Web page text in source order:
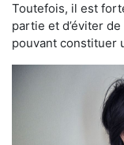
Toutefois, il est
partie et d’éviter
pouvant constituer